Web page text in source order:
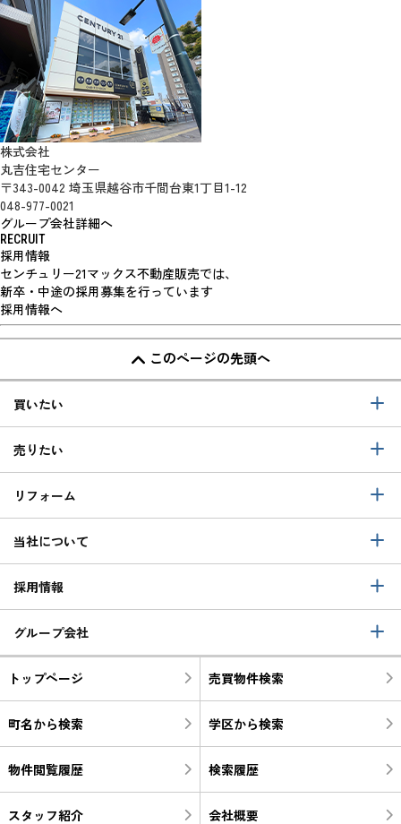
株式会社
丸吉住宅センター
〒343-0042 埼玉県越谷市千間台東1丁目1-12
048-977-0021
グループ会社詳細へ
RECRUIT
採用情報
センチュリー21マックス不動産販売では、
新卒・中途の採用募集を行っています
採用情報へ
このページの先頭へ
買いたい
売りたい
リフォーム
当社について
採用情報
グループ会社
トップページ 売買物件検索
町名から検索 学区から検索
物件閲覧履歴 検索履歴
スタッフ紹介 会社概要